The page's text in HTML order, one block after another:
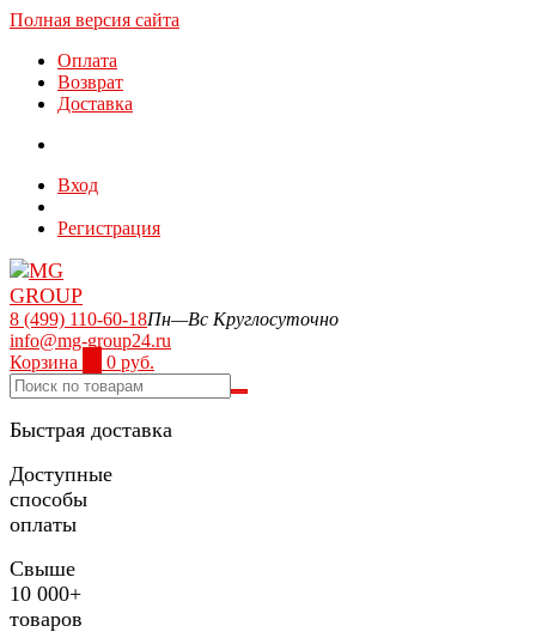
Полная версия сайта
Оплата
Возврат
Доставка
Вход
Регистрация
8 (499) 110-60-18Пн—Вс Круглосуточно
info@mg-group24.ru
Корзина
0 руб.
Быстрая доставка
Доступные
способы
оплаты
Свыше
10 000+
товаров